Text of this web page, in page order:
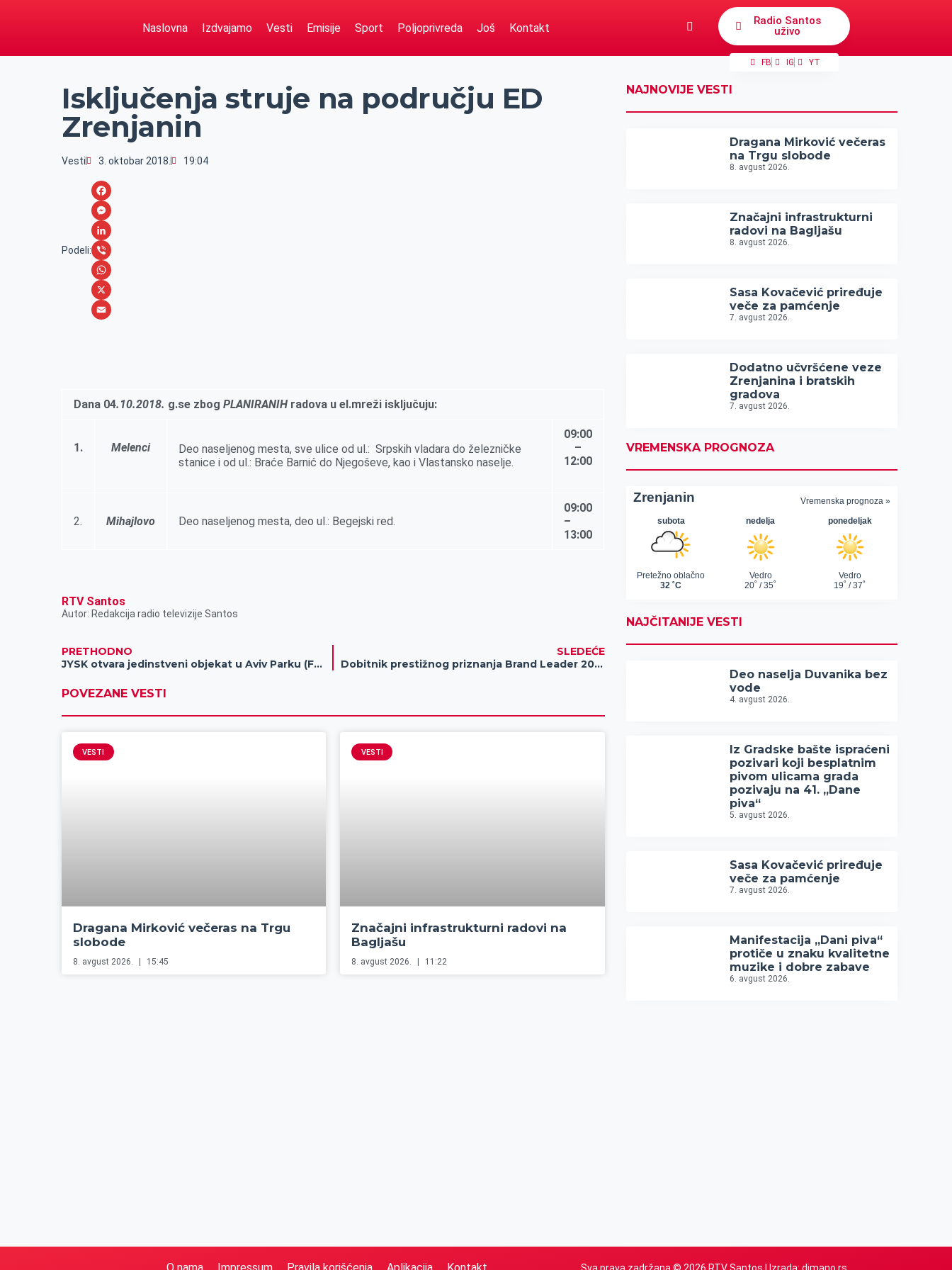
Naslovna Izdvajamo Vesti Emisije Sport Poljoprivreda Još Kontakt
Radio Santos
uživo
FB IG YT
Isključenja struje na području ED
Zrenjanin
Vesti 3. oktobar 2018. 19:04
Podeli:
F
a
c
e
b
o
M
e
s
s
e
L
i
n
k
V
i
b
W
h
p
X
l
Dana 04.10.2018. g.se zbogPLANIRANIH radova u el.mreži isključuju:
1. Melenci
Deo naseljenog mesta, sve ulice od ul.: Srpskih vladara do železničke
stanice i od ul.: Braće Barnić do Njegoševe, kao i Vlastansko naselje.
09:00
–
12:00
2. Mihajlovo Deo naseljenog mesta, deo ul.: Begejski red.
09:00
–
13:00
RTV Santos
Autor: Redakcija radio televizije Santos
PRETHODNO
JYSK otvara jedinstveni objekat u Aviv Parku (FOTO)
SLEDEĆE
Dobitnik prestižnog priznanja Brand Leader 2018 Award je grad Zrenjanin
POVEZANE VESTI
VESTI
Dragana Mirković večeras na Trgu
slobode
8. avgust 2026. 15:45
VESTI
Značajni infrastrukturni radovi na
Bagljašu
8. avgust 2026. 11:22
NAJNOVIJE VESTI
Dragana Mirković večeras
na Trgu slobode
8. avgust 2026.
Značajni infrastrukturni
radovi na Bagljašu
8. avgust 2026.
Sasa Kovačević priređuje
veče za pamćenje
7. avgust 2026.
Dodatno učvršćene veze
Zrenjanina i bratskih
gradova
7. avgust 2026.
VREMENSKA PROGNOZA
NAJČITANIJE VESTI
Deo naselja Duvanika bez
vode
4. avgust 2026.
Iz Gradske bašte ispraćeni
pozivari koji besplatnim
pivom ulicama grada
pozivaju na 41. „Dane
piva“
5. avgust 2026.
Sasa Kovačević priređuje
veče za pamćenje
7. avgust 2026.
Manifestacija „Dani piva“
protiče u znaku kvalitetne
muzike i dobre zabave
6. avgust 2026.